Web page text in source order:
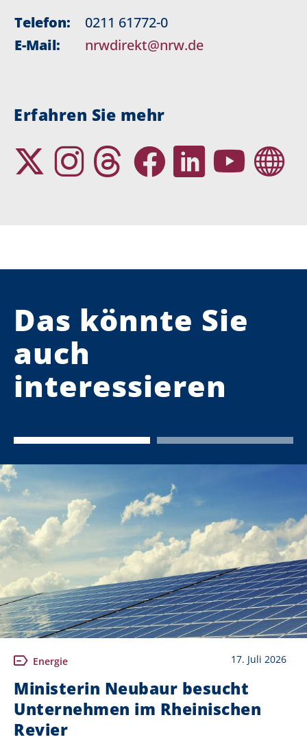
Telefon:
0211 61772-0
E-Mail:
nrwdirekt@nrw.de
Erfahren Sie mehr
Das könnte Sie
auch
interessieren
Energie 17. Juli 2026
Ministerin Neubaur besucht
Unternehmen im Rheinischen
Revier